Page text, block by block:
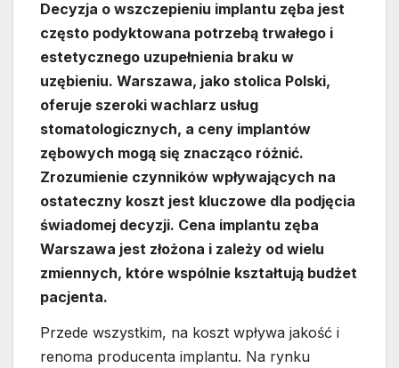
Decyzja o wszczepieniu implantu zęba jest
często podyktowana potrzebą trwałego i
estetycznego uzupełnienia braku w
uzębieniu. Warszawa, jako stolica Polski,
oferuje szeroki wachlarz usług
stomatologicznych, a ceny implantów
zębowych mogą się znacząco różnić.
Zrozumienie czynników wpływających na
ostateczny koszt jest kluczowe dla podjęcia
świadomej decyzji. Cena implantu zęba
Warszawa jest złożona i zależy od wielu
zmiennych, które wspólnie kształtują budżet
pacjenta.
Przede wszystkim, na koszt wpływa jakość i
renoma producenta implantu. Na rynku